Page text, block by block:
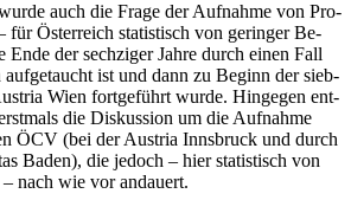
auch die Frage der Auf­nah­me von Pro­
für Ös­ter­reich sta­tis­tisch von ge­rin­ger Be­
Ende der sech­zi­ger Jahre durch einen Fall
ist und dann zu Be­ginn der sieb­
Wien fort­ge­führt wurde. Hin­ge­gen ent­
die Dis­kus­si­on um die Auf­nah­me
ÖCV (bei der Aus­tria Inns­bruck und durch
Baden), die je­doch – hier sta­tis­tisch von
nach wie vor an­dau­ert.